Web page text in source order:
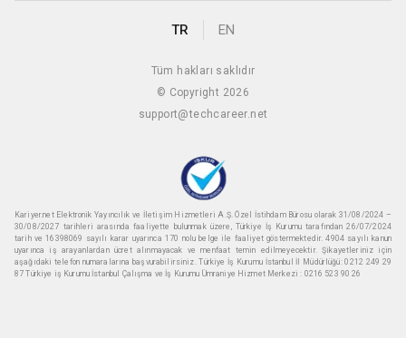
TR EN
Tüm hakları saklıdır
© Copyright 2026
support@techcareer.net
Kariyer.net Elektronik Yayıncılık ve İletişim Hizmetleri A.Ş. Özel İstihdam Bürosu olarak 31/08/2024 –
30/08/2027 tarihleri arasında faaliyette bulunmak üzere, Türkiye İş Kurumu tarafından 26/07/2024
tarih ve 16398069 sayılı karar uyarınca 170 nolu belge ile faaliyet göstermektedir. 4904 sayılı kanun
uyarınca iş arayanlardan ücret alınmayacak ve menfaat temin edilmeyecektir. Şikayetleriniz için
aşağıdaki telefon numaralarına başvurabilirsiniz. Türkiye İş Kurumu İstanbul İl Müdürlüğü: 0212 249 29
87 Türkiye iş Kurumu İstanbul Çalışma ve İş Kurumu Ümraniye Hizmet Merkezi : 0216 523 90 26